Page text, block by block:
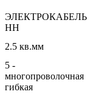
ЭЛЕКТРОКАБЕЛЬ
НН
2.5 кв.мм
5 -
многопроволочная
гибкая